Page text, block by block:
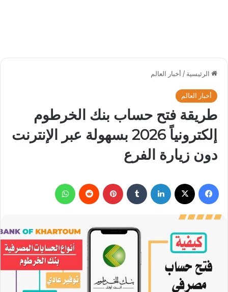
الرئيسية / أخبار العالم
أخبار العالم
طريقة فتح حساب بنك الخرطوم
إلكترونياً 2026 بسهولة عبر الإنترنت
دون زيارة الفرع
فيسبوك لينكدإن بينتيريست